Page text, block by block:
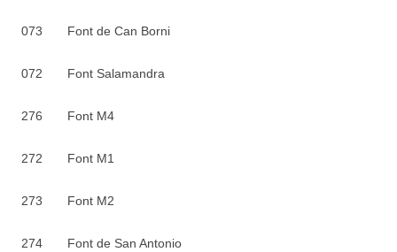
073 Font de Can Borni
072 Font Salamandra
276 Font M4
272 Font M1
273 Font M2
274 Font de San Antonio